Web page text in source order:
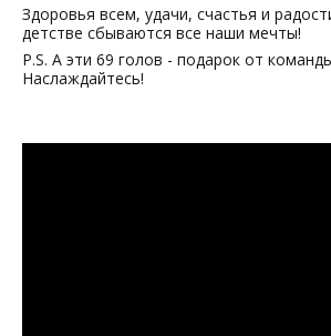
Здоровья всем, удачи, счастья и
детстве сбываются все наши мечты!
P.S. А эти 69 голов - подарок от
Наслаждайтесь!